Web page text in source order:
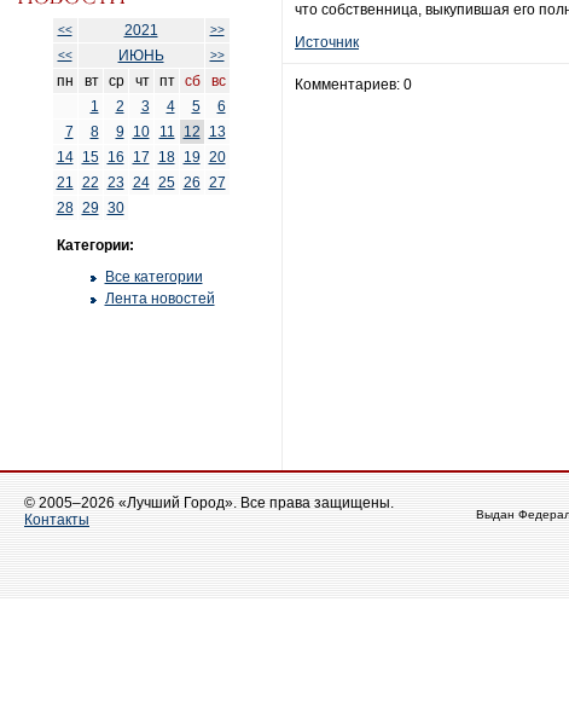
<< 2021
>>
<<
ИЮНЬ >>
пн вт ср чт пт сб
вс
1
2 3 4 5
6
7
8 9 10 11 12
13
14
15 16 17 18 19 20
21 22 23 24 25 26 27
28 29 30
Категории:
Все категории
Лента новостей
что собственница, выкупившая его
Источник
Комментариев: 0
© 2005–2026 «Лучший Город». Все права защищены.
Контакты
Выдан